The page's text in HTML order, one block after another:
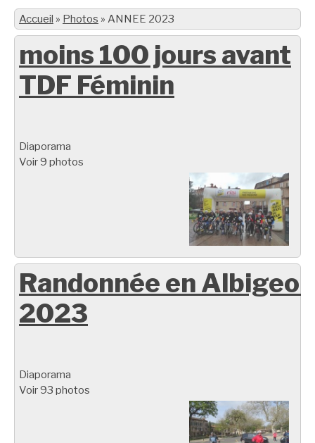
Accueil » Photos » ANNEE 2023
moins 100 jours avant
TDF Féminin
Diaporama
Voir 9 photos
Randonnée en
2023
Diaporama
Voir 93 photos